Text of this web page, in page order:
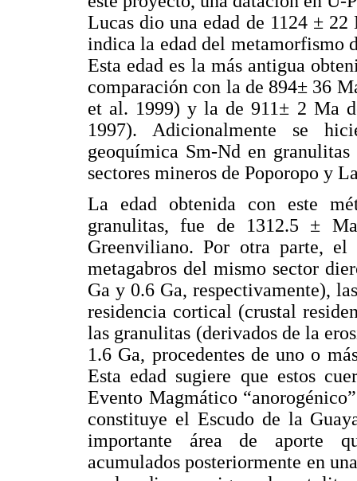
Lucas dio una edad de 1124 ±
indica la edad del metamorfismo
Esta edad es la más antigua
comparación con la de 894± 36
et al. 1999) y la de 911± 2 Ma
1997). Adicionalmente se
geoquímica Sm-Nd en
sectores mineros de Poporopo y
La edad obtenida con este
granulitas, fue de 1312.5 ±
Greenviliano. Por otra parte,
metagabros del mismo sector
Ga y 0.6 Ga, respectivamente),
residencia cortical (crustal
las granulitas (derivados de la
1.6 Ga, procedentes de uno o
Esta edad sugiere que estos
Evento Magmático
constituye el Escudo de la
importante área de aporte
acumulados posteriormente en